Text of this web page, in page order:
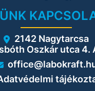
2142 Nagytarcsa
Oszkár utca 4.